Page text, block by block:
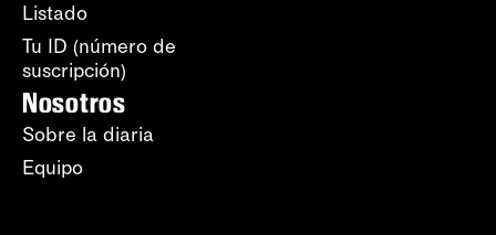
Listado
Tu ID (número de
suscripción)
Nosotros
Sobre la diaria
Equipo